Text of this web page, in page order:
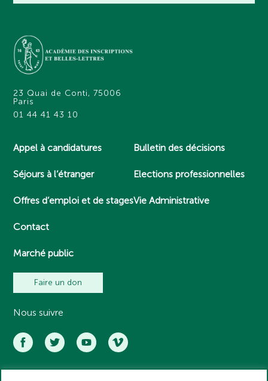
23 Quai de Conti, 75006
Paris
01 44 41 43 10
Appel à candidatures
Séjours à l’étranger
Offres d’emploi et de stages
Contact
Marché public
Bulletin des décisions
Elections professionnelles
Vie Administrative
Faire un don
Nous suivre